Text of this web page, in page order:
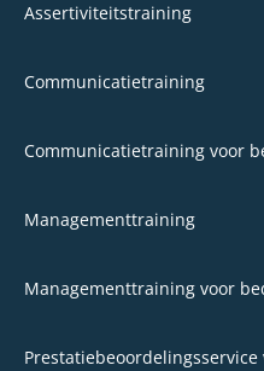
Assertiviteitstraining
Communicatietraining
Communicatietraining voor
Managementtraining
Managementtraining voor